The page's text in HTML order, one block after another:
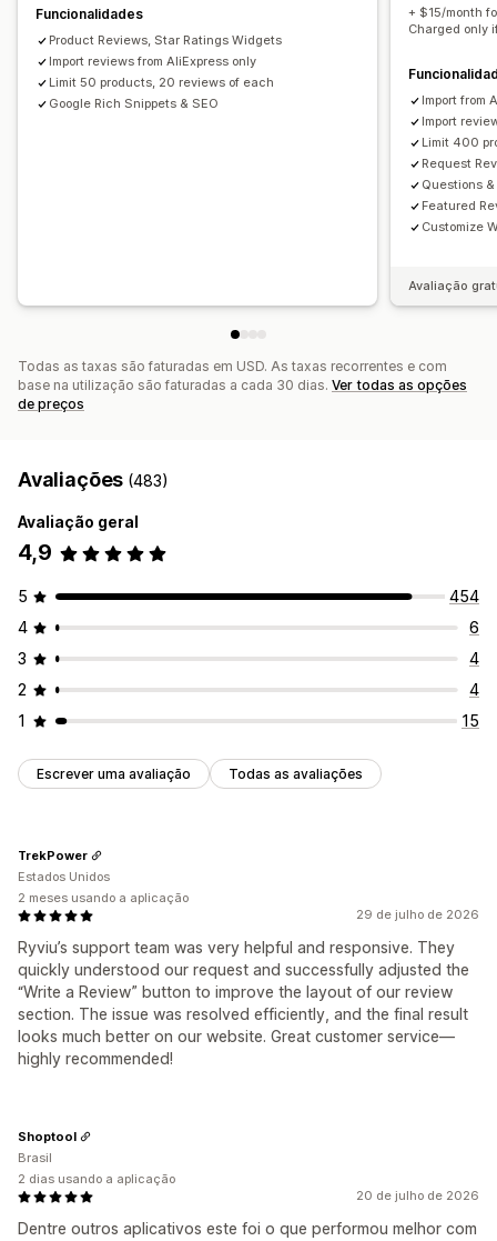
Pedidos por e-mail
Importar e exportar
Automatizações
Funcionalidades
Product Reviews, Star Ratings Widgets
Import reviews from AliExpress only
Limit 50 products, 20 reviews of each
Google Rich Snippets & SEO
+ $15/month
Charged only
Import from
Import
Limit 400
Request
Questions
Featured
Customize
Avaliação
Todas as taxas são faturadas em USD. As taxas recorrentes e com
base na utilização são faturadas a cada 30 dias. Ver todas as opções
de preços
Avaliações (483)
Avaliação geral
4,9
5
454
4
6
3
4
2
4
1
15
Escrever uma avaliação Todas as avaliações
29 de julho de 2026
Ryviu’s support team was very helpful and responsive. They
quickly understood our request and successfully adjusted the
“Write a Review” button to improve the layout of our review
section. The issue was resolved efficiently, and the final result
looks much better on our website. Great customer service—
highly recommended!
TrekPower
Estados Unidos
2 meses usando a aplicação
20 de julho de 2026
Dentre outros aplicativos este foi o que performou melhor com
Shoptool
Brasil
2 dias usando a aplicação